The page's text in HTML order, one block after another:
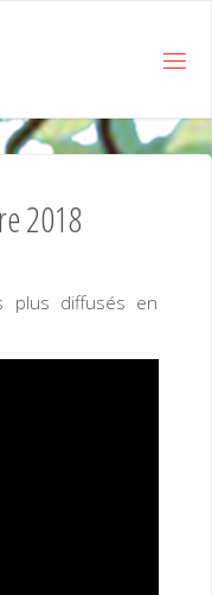
2018
plus diffusés en